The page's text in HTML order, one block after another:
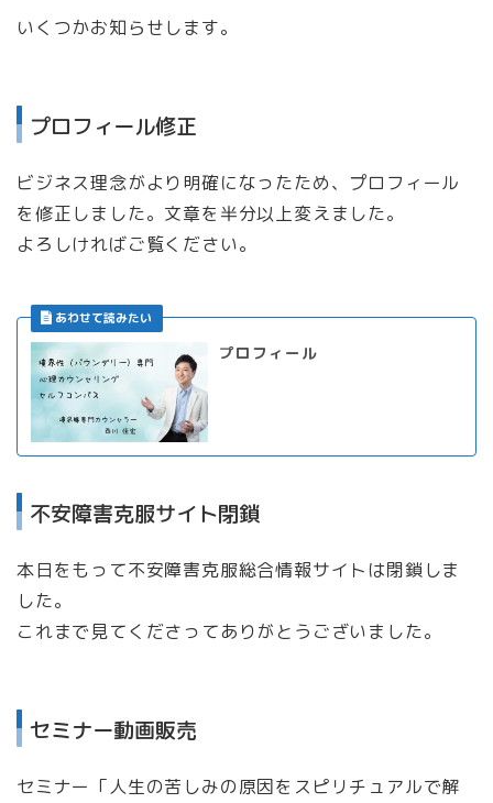
いくつかお知らせします。
プロフィール修正
ビジネス理念がより明確になったため、プロフィール
を修正しました。文章を半分以上変えました。
よろしければご覧ください。
プロフィール
不安障害克服サイト閉鎖
本日をもって不安障害克服総合情報サイトは閉鎖しま
した。
これまで見てくださってありがとうございました。
セミナー動画販売
セミナー「人生の苦しみの原因をスピリチュアルで解